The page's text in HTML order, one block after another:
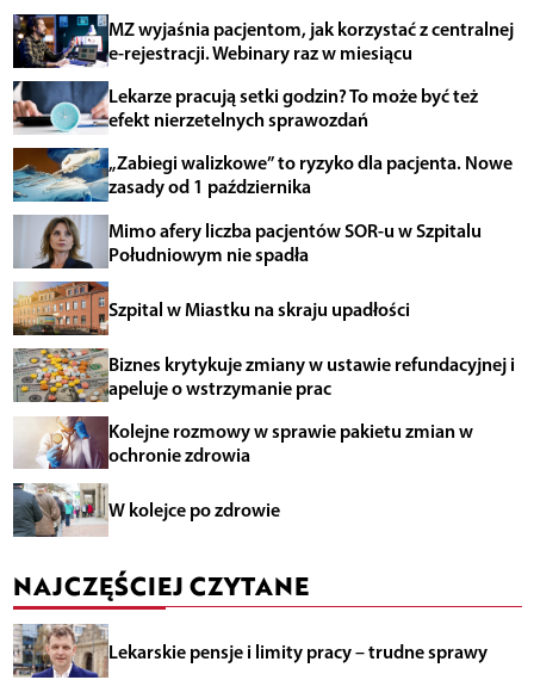
MZ wyjaśnia pacjentom, jak korzystać z centralnej
e-rejestracji. Webinary raz w miesiącu
Lekarze pracują setki godzin? To może być też
efekt nierzetelnych sprawozdań
„Zabiegi walizkowe” to ryzyko dla pacjenta. Nowe
zasady od 1 października
Mimo afery liczba pacjentów SOR-u w Szpitalu
Południowym nie spadła
Szpital w Miastku na skraju upadłości
Biznes krytykuje zmiany w ustawie refundacyjnej i
apeluje o wstrzymanie prac
Kolejne rozmowy w sprawie pakietu zmian w
ochronie zdrowia
W kolejce po zdrowie
NAJCZĘŚCIEJ CZYTANE
Lekarskie pensje i limity pracy – trudne sprawy